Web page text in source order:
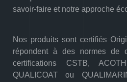
savoir-faire et notre approche
Nos produits sont certifiés
répondent à des normes de
certifications CSTB,
QUALICOAT ou